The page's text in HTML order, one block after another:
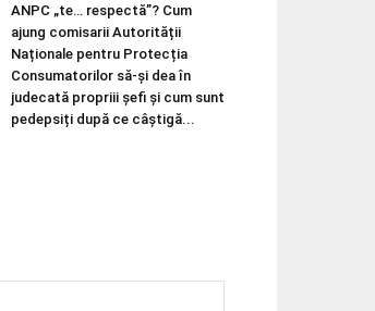
ANPC „te… respectă”? Cum
ajung comisarii Autorității
Naționale pentru Protecția
Consumatorilor să-și dea în
judecată propriii șefi și cum sunt
pedepsiți după ce câștigă...